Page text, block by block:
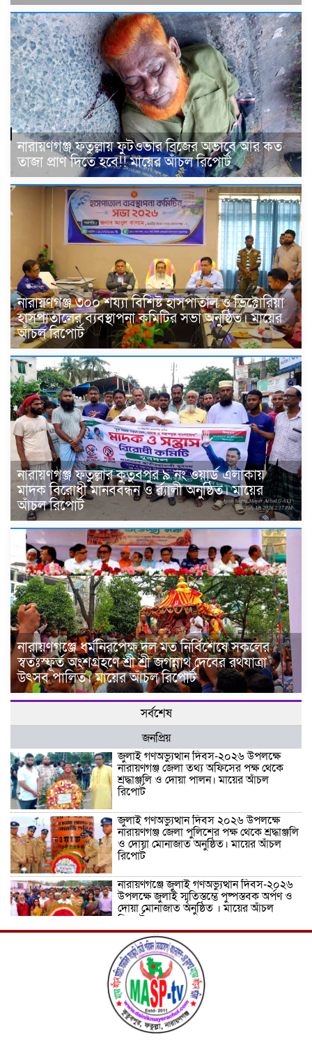
নারায়ণগঞ্জ ফতুল্লায় ফুটওভার ব্রিজের অভাবে আর কত
তাজা প্রাণ দিতে হবে!! মায়ের আঁচল রিপোর্ট
নারায়ণগঞ্জ ৩০০ শয্যা বিশিষ্ট হাসপাতাল ও ভিক্টোরিয়া
হাসপাতালের ব্যবস্থাপনা কমিটির সভা অনুষ্ঠিত। মায়ের
আঁচল রিপোর্ট
নারায়ণগঞ্জ ফতুল্লার কুতুবপুর ৯ নং ওয়ার্ড এলাকায়
মাদক বিরোধী মানববন্ধন ও র্র্যালী অনুষ্ঠিত। মায়ের
আঁচল রিপোর্ট
নারায়ণগঞ্জে ধর্মনিরপেক্ষ দল মত নির্বিশেষে সকলের
স্বতঃস্ফূর্ত অংশগ্রহণে শ্রী শ্রী জগন্নাথ দেবের রথযাত্রা
উৎসব পালিত। মায়ের আঁচল রিপোর্ট
সর্বশেষ
জনপ্রিয়
জুলাই গণঅভ্যুত্থান দিবস-২০২৬ উপলক্ষে
নারায়ণগঞ্জ জেলা তথ্য অফিসের পক্ষ থেকে
শ্রদ্ধাঞ্জলি ও দোয়া পালন। মায়ের আঁচল
রিপোর্ট
জুলাই গণঅভ্যুত্থান দিবস ২০২৬ উপলক্ষে
নারায়ণগঞ্জ জেলা পুলিশের পক্ষ থেকে শ্রদ্ধাঞ্জলি
ও দোয়া মোনাজাত অনুষ্ঠিত। মায়ের আঁচল
রিপোর্ট
নারায়ণগঞ্জে জুলাই গণঅভ্যুত্থান দিবস-২০২৬
উপলক্ষে জুলাই স্মৃতিস্তম্ভে পুষ্পস্তবক অর্পণ ও
দোয়া মোনাজাত অনুষ্ঠিত । মায়ের আঁচল
রিপোর্ট
ICJ Global Media Group LLC and
SAARC Journalist Forum Sign
Strategic MoU to Strengthen Global
Journalism Cooperation/ आईसीजे
ग्लोबल मीडिया ग्रुप एलएलसी और सार्क
पत्रकार फोरम वैश्विक पत्रकारिता सहयोग को मजबूत करने के लिए
रणनीतिक समझौता ज्ञापन पर हस्ताक्षर करते हैं